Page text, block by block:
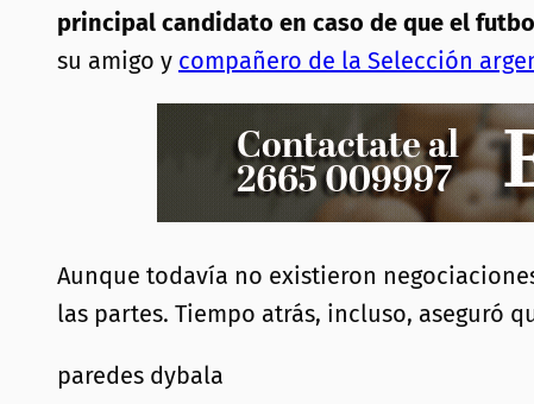
principal candidato en caso de que el
su amigo y compañero de la Selección
Aunque todavía no existieron
las partes. Tiempo atrás, incluso, aseguró
paredes dybala